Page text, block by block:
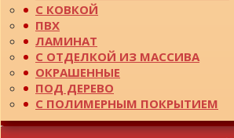
С КОВКОЙ
ПВХ
ЛАМИНАТ
С ОТДЕЛКОЙ ИЗ МАССИВА
ОКРАШЕННЫЕ
ПОД ДЕРЕВО
С ПОЛИМЕРНЫМ ПОКРЫТИЕМ